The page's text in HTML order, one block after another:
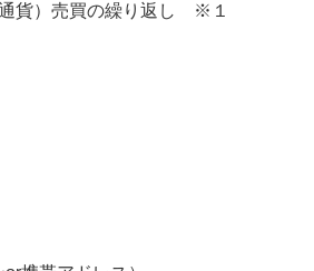
貨）売買の繰り返し ※１